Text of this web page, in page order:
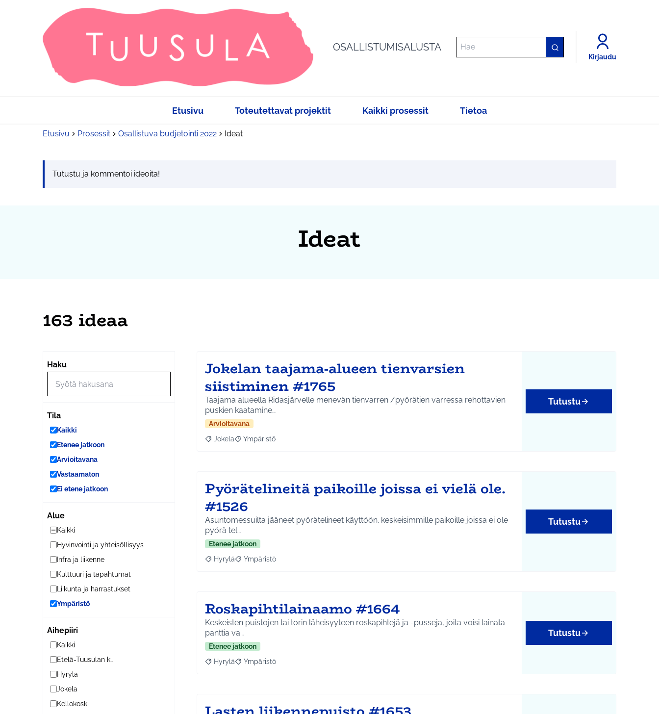
OSALLISTUMISALUSTA
Kirjaudu
Etusivu Toteutettavat projektit Kaikki prosessit Tietoa
Etusivu Prosessit Osallistuva budjetointi 2022 Ideat
Tutustu ja kommentoi ideoita!
Ideat
163 ideaa
Haku
Tila
Kaikki
Etenee jatkoon
Arvioitavana
Vastaamaton
Ei etene jatkoon
Alue
Kaikki
Hyvinvointi ja yhteisöllisyys
Infra ja liikenne
Kulttuuri ja tapahtumat
Liikunta ja harrastukset
Ympäristö
Aihepiiri
Kaikki
Etelä-Tuusulan kylät
Hyrylä
Jokela
Kellokoski
Jokelan taajama-alueen tienvarsien
siistiminen #1765
Taajama alueella Ridasjärvelle menevän tienvarren /pyörätien varressa rehottavien
puskien kaatamine…
Arvioitavana
Rajaa tulokset aihepiirin mukaan: Jokela
Jokela Rajaa tulokset teeman mukaan: Ympäristö
Ympäristö
Tutustu
Pyörätelineitä paikoille joissa ei vielä ole.
#1526
Asuntomessuilta jääneet pyörätelineet käyttöön. keskeisimmille paikoille joissa ei ole
pyörä tel…
Etenee jatkoon
Rajaa tulokset aihepiirin mukaan: Hyrylä
Hyrylä Rajaa tulokset teeman mukaan: Ympäristö
Ympäristö
Tutustu
Roskapihtilainaamo #1664
Keskeisten puistojen tai torin läheisyyteen roskapihtejä ja -pusseja, joita voisi lainata
panttia va…
Etenee jatkoon
Rajaa tulokset aihepiirin mukaan: Hyrylä
Hyrylä Rajaa tulokset teeman mukaan: Ympäristö
Ympäristö
Tutustu